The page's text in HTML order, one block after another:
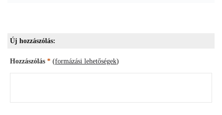
Új hozzászólás:
Hozzászólás * (formázási lehetőségek)